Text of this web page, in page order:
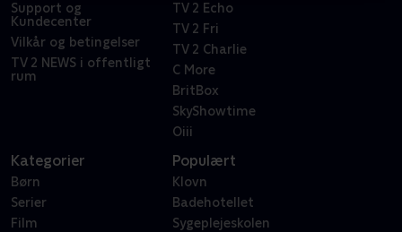
Support og
Kundecenter
Vilkår og betingelser
TV 2 NEWS i offentligt
rum
TV 2 Echo
TV 2 Fri
TV 2 Charlie
C More
BritBox
SkyShowtime
Oiii
Kategorier
Børn
Serier
Film
Populært
Klovn
Badehotellet
Sygeplejeskolen